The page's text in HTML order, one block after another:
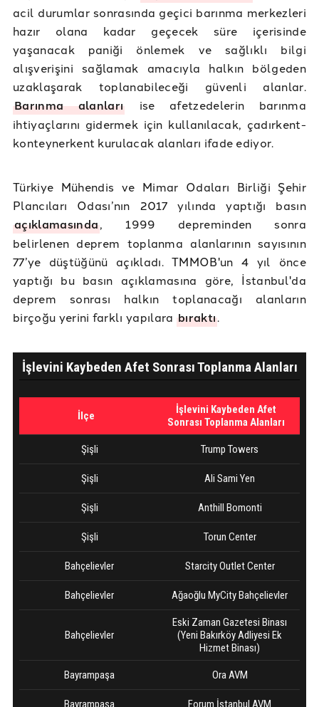
acil durumlar sonrasında geçici barınma merkezleri
hazır olana kadar geçecek süre içerisinde
yaşanacak paniği önlemek ve sağlıklı bilgi
alışverişini sağlamak amacıyla halkın bölgeden
uzaklaşarak toplanabileceği güvenli alanlar.
Barınma alanları ise afetzedelerin barınma
ihtiyaçlarını gidermek için kullanılacak, çadırkent-
konteynerkent kurulacak alanları ifade ediyor.
Türkiye Mühendis ve Mimar Odaları Birliği Şehir
Plancıları Odası’nın 2017 yılında yaptığı basın
açıklamasında, 1999 depreminden sonra
belirlenen deprem toplanma alanlarının sayısının
77’ye düştüğünü açıkladı. TMMOB'un 4 yıl önce
yaptığı bu basın açıklamasına göre, İstanbul'da
deprem sonrası halkın toplanacağı alanların
birçoğu yerini farklı yapılara bıraktı.